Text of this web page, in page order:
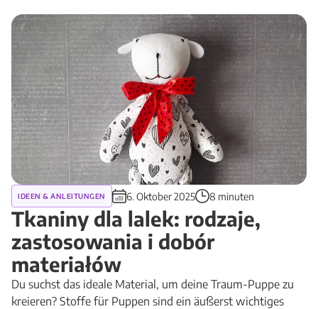
IDEEN & ANLEITUNGEN 6. Oktober 2025 8 minuten
Tkaniny dla lalek: rodzaje,
zastosowania i dobór
materiałów
Du suchst das ideale Material, um deine Traum-Puppe zu
kreieren? Stoffe für Puppen sind ein äußerst wichtiges